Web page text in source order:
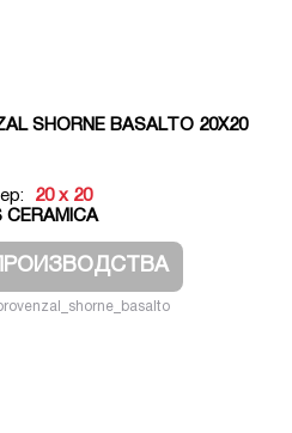
SHORNE BASALTO 20X20
20 x 20
CERAMICA